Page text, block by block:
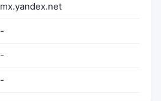
mx.yandex.net
-
-
-